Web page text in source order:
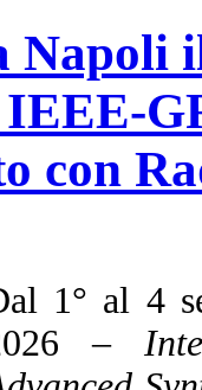
Napoli
con
1° al 4
–